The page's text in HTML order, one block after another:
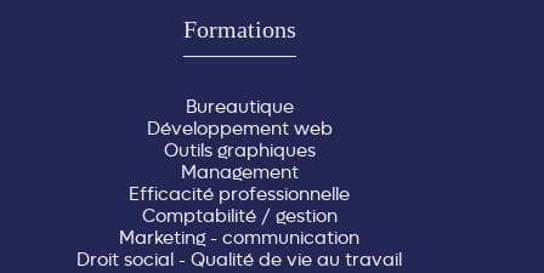
Formations
Bureautique
Développement web
Outils graphiques
Management
Efficacité professionnelle
Comptabilité / gestion
Marketing - communication
Droit social - Qualité de vie au travail